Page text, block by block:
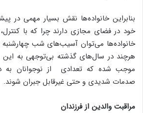
بنابراین خانواده‌ها نقش بسیار مهمی در
خود در فضای مجازی دارند چرا که با
خانواده‌ها می‌توان آسیب‌های شب
هرچند در سال‌های گذشته بی‌توجهی به این
موجب شده که تعدادی از نوجوانان به
صدمات شدیدی و حتی غیرقابل جبران شوند.
مراقبت والدین از فرزندان